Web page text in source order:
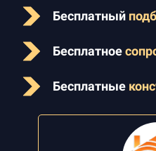
Бесплатный
Бесплатное
Бесплатные